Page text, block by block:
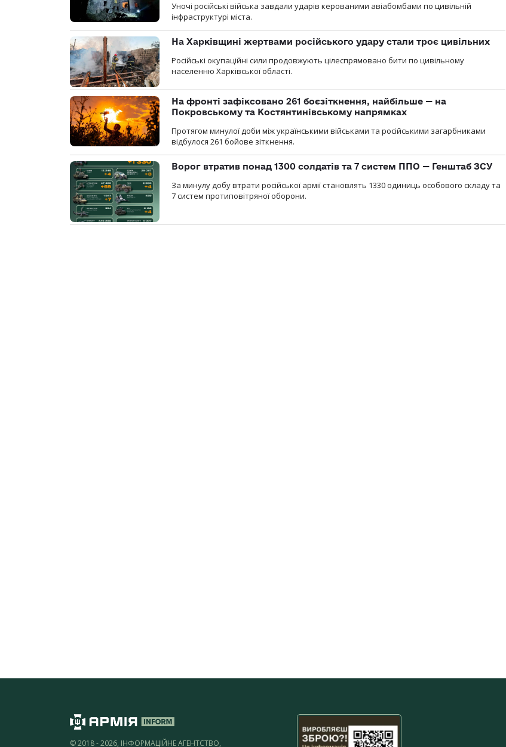
Уночі російські війська завдали ударів керованими авіабомбами по цивільній
інфраструктурі міста.
На Харківщині жертвами російського удару стали троє цивільних
Російські окупаційні сили продовжують цілеспрямовано бити по цивільному
населенню Харківської області.
На фронті зафіксовано 261 боєзіткнення, найбільше — на
Покровському та Костянтинівському напрямках
Протягом минулої доби між українськими військами та російськими загарбниками
відбулося 261 бойове зіткнення.
Ворог втратив понад 1300 солдатів та 7 систем ППО — Генштаб ЗСУ
За минулу добу втрати російської армії становлять 1330 одиниць особового складу та
7 систем протиповітряної оборони.
© 2018 - 2026, ІНФОРМАЦІЙНЕ АГЕНТСТВО,